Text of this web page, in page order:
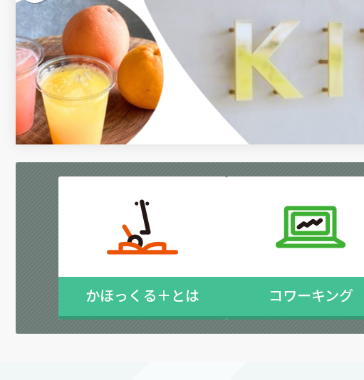
かほっくる＋とは コワーキング